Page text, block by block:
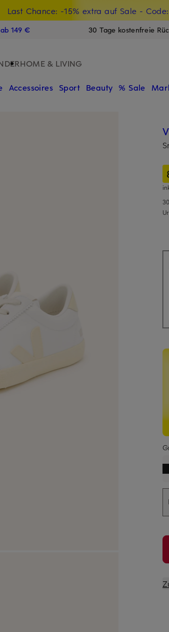
Last Chance: -15% extra auf Sale - Code:
15€-Willkommensgutschein mit Beyond
149 € 30 Tage kostenfreie
HOME & LIVING
Accessoires Sport Beauty % Sale